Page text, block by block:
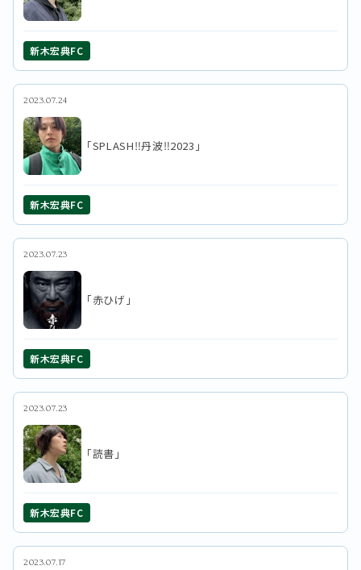
新木宏典FC
2023.07.24
「SPLASH‼︎丹波‼︎2023」
新木宏典FC
2023.07.23
「赤ひげ」
新木宏典FC
2023.07.23
「読書」
新木宏典FC
2023.07.17